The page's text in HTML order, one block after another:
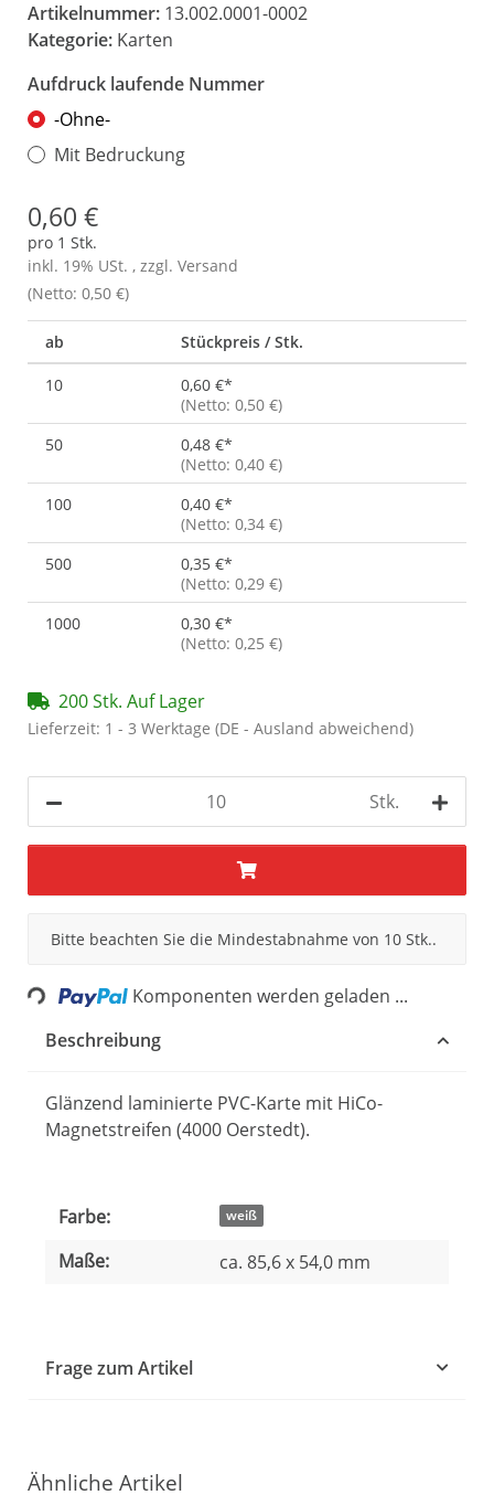
Artikelnummer: 13.002.0001-0002
Kategorie: Karten
Aufdruck laufende Nummer
-Ohne-
Mit Bedruckung
0,60 €
pro 1 Stk.
inkl. 19% USt. , zzgl. Versand
(Netto: 0,50 €)
ab Stückpreis / Stk.
10 0,60 €*
(Netto: 0,50 €)
50
0,48 €*
(Netto: 0,40 €)
100
0,40 €*
(Netto: 0,34 €)
500
0,35 €*
(Netto: 0,29 €)
1000
0,30 €*
(Netto: 0,25 €)
200 Stk. Auf Lager
Lieferzeit: 1 - 3 Werktage (DE - Ausland abweichend)
Stk.
x
Bitte beachten Sie die Mindestabnahme von 10 Stk..
Loading...
Komponenten werden geladen ...
Beschreibung
Glänzend laminierte PVC-Karte mit HiCo-
Magnetstreifen (4000 Oerstedt).
Produkteigenschaft
Wert
Farbe: weiß
Maße: ca. 85,6 x 54,0 mm
Frage zum Artikel
Ähnliche Artikel